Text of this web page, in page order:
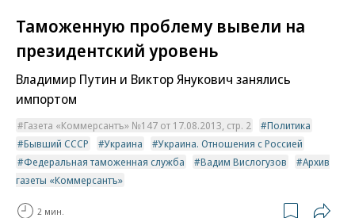
Таможенную проблему вывели на
президентский уровень
Владимир Путин и Виктор Янукович занялись
импортом
Газета «Коммерсантъ» №147 от 17.08.2013, стр. 2
Политика
Бывший СССР
Украина
Украина. Отношения с Россией
Федеральная таможенная служба
Вадим Вислогузов
Архив
газеты «Коммерсантъ»
2 мин.